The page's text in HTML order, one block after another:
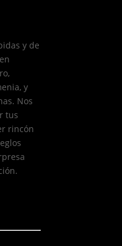
y de
y
Nos
tus
rincón